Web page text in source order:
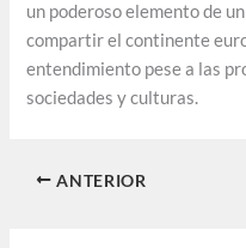
un poderoso elemento de
compartir el continente
entendimiento pese a las
sociedades y culturas.
ANTERIOR